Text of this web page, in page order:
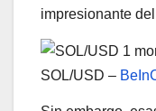
impresionante
SOL/USD –